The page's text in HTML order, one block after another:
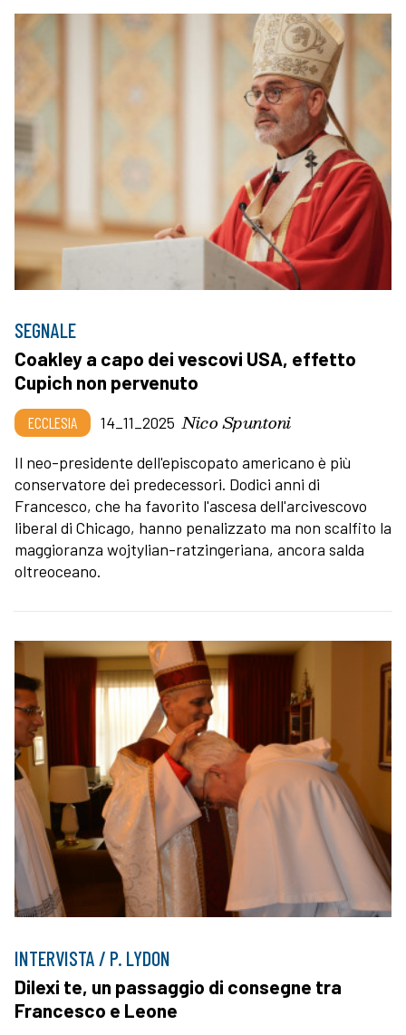
SEGNALE
Coakley a capo dei vescovi USA, effetto
Cupich non pervenuto
ECCLESIA 14_11_2025 Nico Spuntoni
Il neo-presidente dell'episcopato americano è più
conservatore dei predecessori. Dodici anni di
Francesco, che ha favorito l'ascesa dell'arcivescovo
liberal di Chicago, hanno penalizzato ma non scalfito la
maggioranza wojtylian-ratzingeriana, ancora salda
oltreoceano.
INTERVISTA / P. LYDON
Dilexi te, un passaggio di consegne tra
Francesco e Leone